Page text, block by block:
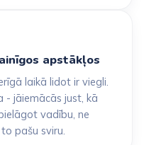
apstākļos
laikā lidot ir viegli.
- jāiemācās just, kā
vadību, ne
pašu sviru.